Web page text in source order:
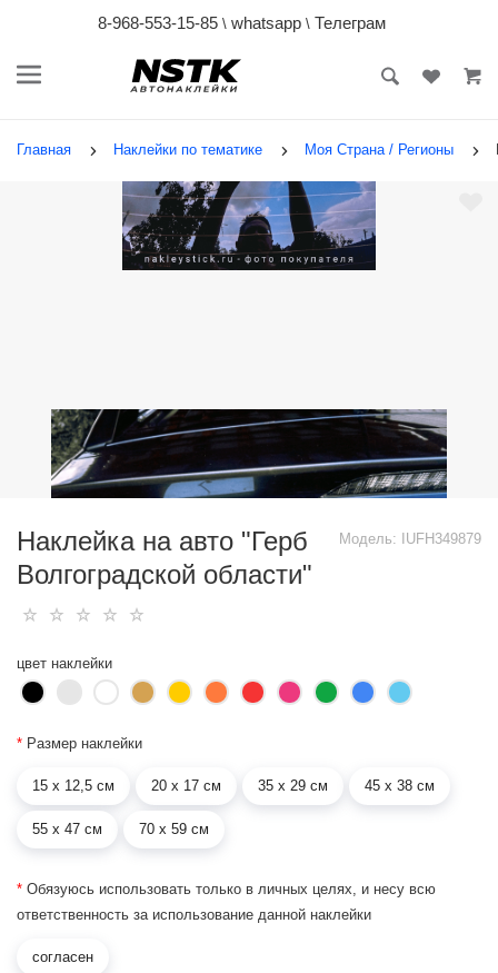
8-968-553-15-85 \ whatsapp\ Телеграм
Главная Наклейки по тематике Моя Страна / Регионы
Модель: IUFH349879
Наклейка на авто "Герб
Волгоградской области"
цвет наклейки
* Размер наклейки
15 х 12,5 см 20 х 17 см 35 х 29 см 45 х 38 см
55 х 47 см 70 х 59 см
* Обязуюсь использовать только в личных целях, и несу всю
ответственность за использование данной наклейки
согласен